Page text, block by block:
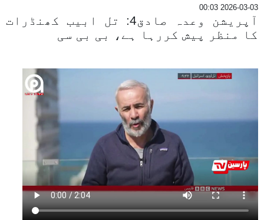
2026-03-03 00:03
آپریشن وعدہ صادق4: تل ابیب کھنڈرات
کا منظر پیش کررہا ہے، بی بی سی